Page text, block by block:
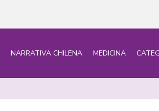
NARRATIVA CHILENA MEDICINA